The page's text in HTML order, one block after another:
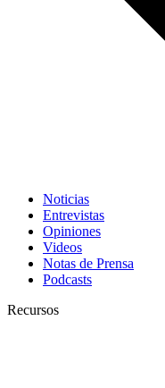
Noticias
Entrevistas
Opiniones
Videos
Notas de Prensa
Podcasts
Recursos